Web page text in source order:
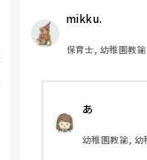
そしてブルーライ
少しずつ慣れては
スタンダードだっ
手書き・ICT、園
mikku.
保育士, 幼稚園教
あ
幼稚園教諭, 幼